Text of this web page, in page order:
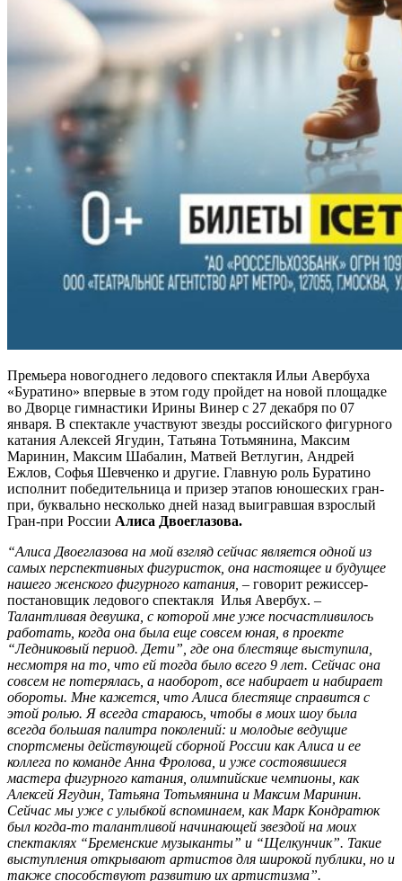
Премьера новогоднего ледового спектакля Ильи Авербуха
«Буратино» впервые в этом году пройдет на новой площадке
во Дворце гимнастики Ирины Винер с 27 декабря по 07
января. В спектакле участвуют звезды российского фигурного
катания Алексей Ягудин, Татьяна Тотьмянина, Максим
Маринин, Максим Шабалин, Матвей Ветлугин, Андрей
Ежлов, Софья Шевченко и другие. Главную роль Буратино
исполнит победительница и призер этапов юношеских гран-
при, буквально несколько дней назад выигравшая взрослый
Гран-при России Алиса Двоеглазова.
“Алиса Двоеглазова на мой взгляд сейчас является одной из
самых перспективных фигуристок, она настоящее и будущее
нашего женского фигурного катания, – говорит режиссер-
постановщик ледового спектакля Илья Авербух. –
Талантливая девушка, с которой мне уже посчастливилось
работать, когда она была еще совсем юная, в проекте
“Ледниковый период. Дети”, где она блестяще выступила,
несмотря на то, что ей тогда было всего 9 лет. Сейчас она
совсем не потерялась, а наоборот, все набирает и набирает
обороты. Мне кажется, что Алиса блестяще справится с
этой ролью. Я всегда стараюсь, чтобы в моих шоу была
всегда большая палитра поколений: и молодые ведущие
спортсмены действующей сборной России как Алиса и ее
коллега по команде Анна Фролова, и уже состоявшиеся
мастера фигурного катания, олимпийские чемпионы, как
Алексей Ягудин, Татьяна Тотьмянина и Максим Маринин.
Сейчас мы уже с улыбкой вспоминаем, как Марк Кондратюк
был когда-то талантливой начинающей звездой на моих
спектаклях “Бременские музыканты” и “Щелкунчик”. Такие
выступления открывают артистов для широкой публики, но и
также способствуют развитию их артистизма”.